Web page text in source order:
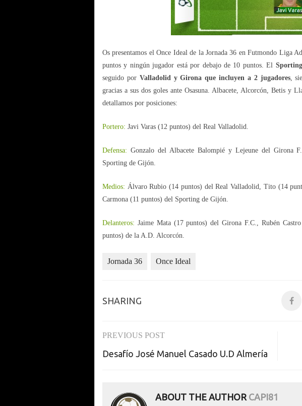
Os presentamos el Once Ideal de la Jornada 36 en Futmondo Liga
puntos y ningún jugador está por debajo de 10 puntos. El
seguido por Valladolid y Girona que incluyen a 2 jugadores,
gracias a sus dos goles ante Osasuna. Albacete, Alcorcón, Betis y
detallamos por posiciones:
Portero: Javi Varas (12 puntos) del Real Valladolid.
Defensa: Gonzalo del Albacete Balompié y Lejeune del Girona
Sporting de Gijón.
Medios: Álvaro Rubio (14 puntos) del Real Valladolid, Tito (14
Carmona (11 puntos) del Sporting de Gijón.
Delanteros: Jaime Mata (17 puntos) del Girona F.C., Rubén
puntos) de la A.D. Alcorcón.
Jornada 36 Once Ideal
SHARING
Post
PREVIOUS POST
Desafío José Manuel Casado U.D Almería
ABOUT THE AUTHOR CAPI81